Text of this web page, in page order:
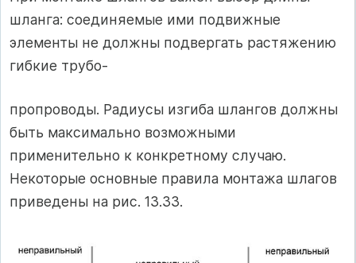
шланга: соединяемые ими подвижные
элементы не должны подвергать растяжению
гибкие трубо-
пропроводы. Радиусы изгиба шлангов должны
быть максимально возможными
применительно к конкретному случаю.
Некоторые основные правила монтажа шлагов
приведены на рис. 13.33.